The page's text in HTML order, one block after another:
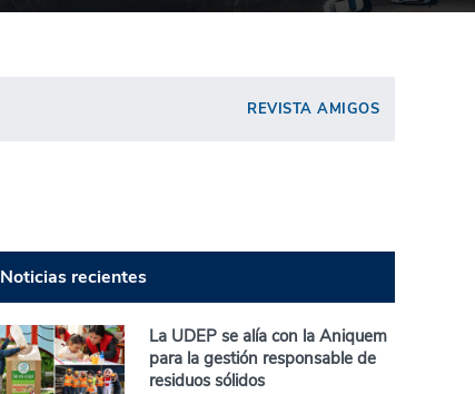
REVISTA AMIGOS
Noticias recientes
La UDEP se alía con la Aniquem
para la gestión responsable de
residuos sólidos